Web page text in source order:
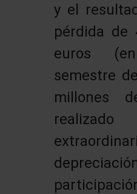
y el
pérdida de
euros
semestre
millones